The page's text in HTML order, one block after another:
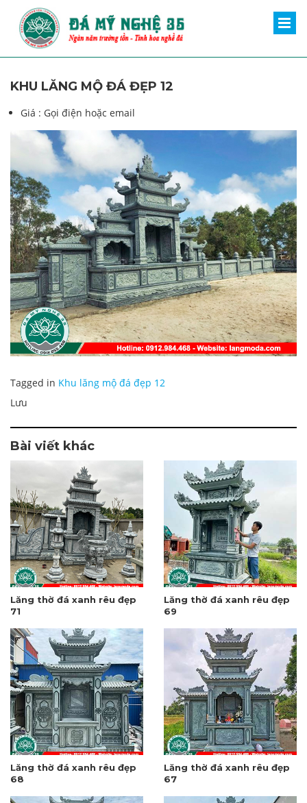
KHU LĂNG MỘ ĐÁ ĐẸP 12
Giá : Gọi điện hoặc email
Tagged in Khu lăng mộ đá đẹp 12
Lưu
Bài viết khác
Lăng thờ đá xanh rêu đẹp
71
Lăng thờ đá xanh rêu đẹp
69
Lăng thờ đá xanh rêu đẹp
68
Lăng thờ đá xanh rêu đẹp
67